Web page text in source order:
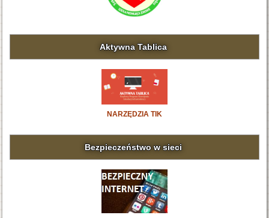
Aktywna Tablica
NARZĘDZIA TIK
Bezpieczeństwo w sieci